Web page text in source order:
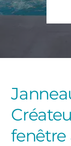
fenêtre
PERGOLAS
CARPORTS